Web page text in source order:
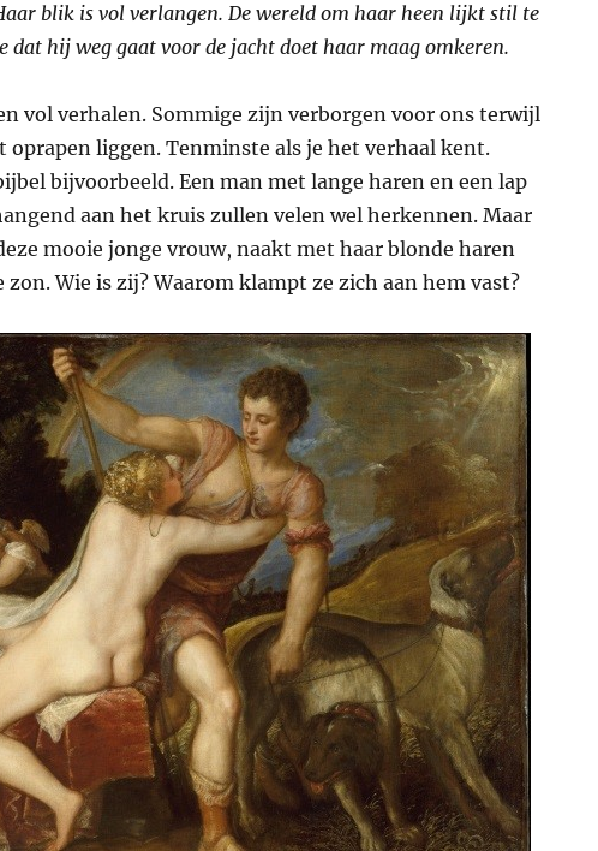
blik is vol verlangen. De wereld om haar heen lijkt stil te
dat hij weg gaat voor de jacht doet haar maag omkeren.
vol verhalen. Sommige zijn verborgen voor ons terwijl
oprapen liggen. Tenminste als je het verhaal kent.
bijvoorbeeld. Een man met lange haren en een lap
aan het kruis zullen velen wel herkennen. Maar
mooie jonge vrouw, naakt met haar blonde haren
Wie is zij? Waarom klampt ze zich aan hem vast?